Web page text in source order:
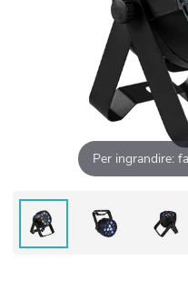
Per ingrandire: